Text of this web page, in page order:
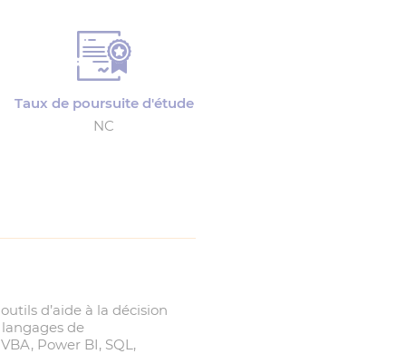
Taux de poursuite d'étude
NC
d’aide à la décision
de
Power BI, SQL,